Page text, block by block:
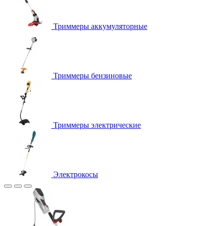
Триммеры аккумуляторные
Триммеры бензиновые
Триммеры электрические
Электрокосы